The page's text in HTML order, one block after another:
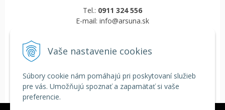
Vaše nastavenie cookies
Súbory cookie nám pomáhajú pri poskytovaní služieb
pre vás. Umožňujú spoznať a zapamätať si vaše
preferencie.
Tel.: 0911 324 556
E-mail: info@arsuna.sk
VŠETKO O NÁKUPE
Reklamačný poriadok
Doprava a platba